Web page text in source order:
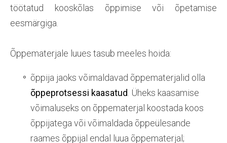
töötatud kooskõlas õppimise või õpetamise
eesmärgiga.
Õppematerjale luues tasub meeles hoida:
õppija jaoks võimaldavad õppematerjalid olla
õppeprotsessi kaasatud . Üheks kaasamise
võimaluseks on õppematerjal koostada koos
õppijatega või võimaldada õppeülesande
raames õppijal endal luua õppematerjal;